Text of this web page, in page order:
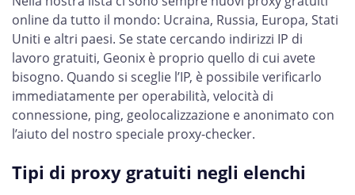
online da tutto il mondo: Ucraina, Russia, Europa, Stati
Uniti e altri paesi. Se state cercando indirizzi IP di
lavoro gratuiti, Geonix è proprio quello di cui avete
bisogno. Quando si sceglie l’IP, è possibile verificarlo
immediatamente per operabilità, velocità di
connessione, ping, geolocalizzazione e anonimato con
l’aiuto del nostro speciale proxy-checker.
Tipi di proxy gratuiti negli elenchi